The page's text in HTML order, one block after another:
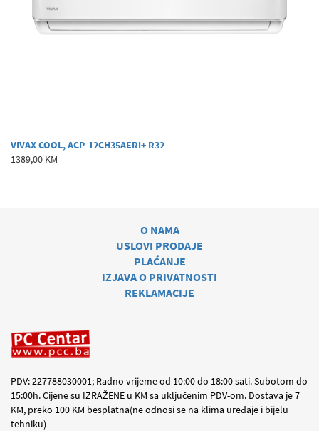
VIVAX COOL, ACP-12CH35AERI+ R32
1389,00 KM
O NAMA
USLOVI PRODAJE
PLAĆANJE
IZJAVA O PRIVATNOSTI
REKLAMACIJE
PDV: 227788030001; Radno vrijeme od 10:00 do 18:00 sati. Subotom do
15:00h. Cijene su IZRAŽENE u KM sa uključenim PDV-om. Dostava je 7
KM, preko 100 KM besplatna(ne odnosi se na klima uređaje i bijelu
tehniku)